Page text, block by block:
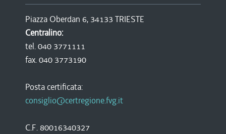
Piazza Oberdan 6, 34133 TRIESTE
Centralino:
tel. 040 3771111
fax. 040 3773190
Posta certificata:
consiglio@certregione.fvg.it
C.F. 80016340327